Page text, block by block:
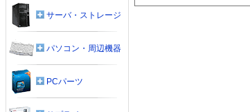
サーバ・ストレージ
パソコン・周辺機器
PCパーツ